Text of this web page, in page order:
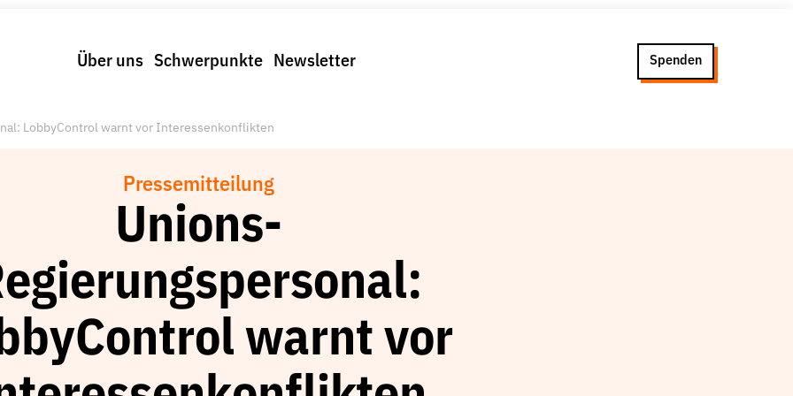
Über uns Schwerpunkte Newsletter Spenden
LobbyControl warnt vor Interessenkonflikten
Pressemitteilung
Unions-
warnt vor